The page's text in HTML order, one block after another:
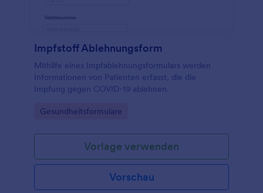
Impfstoff Ablehnungsform
Mithilfe eines Impfablehnungsformulars werden
Informationen von Patienten erfasst, die die
Impfung gegen COVID-19 ablehnen.
Go to Category:
Gesundheitsformulare
Vorlage verwenden
Vorschau